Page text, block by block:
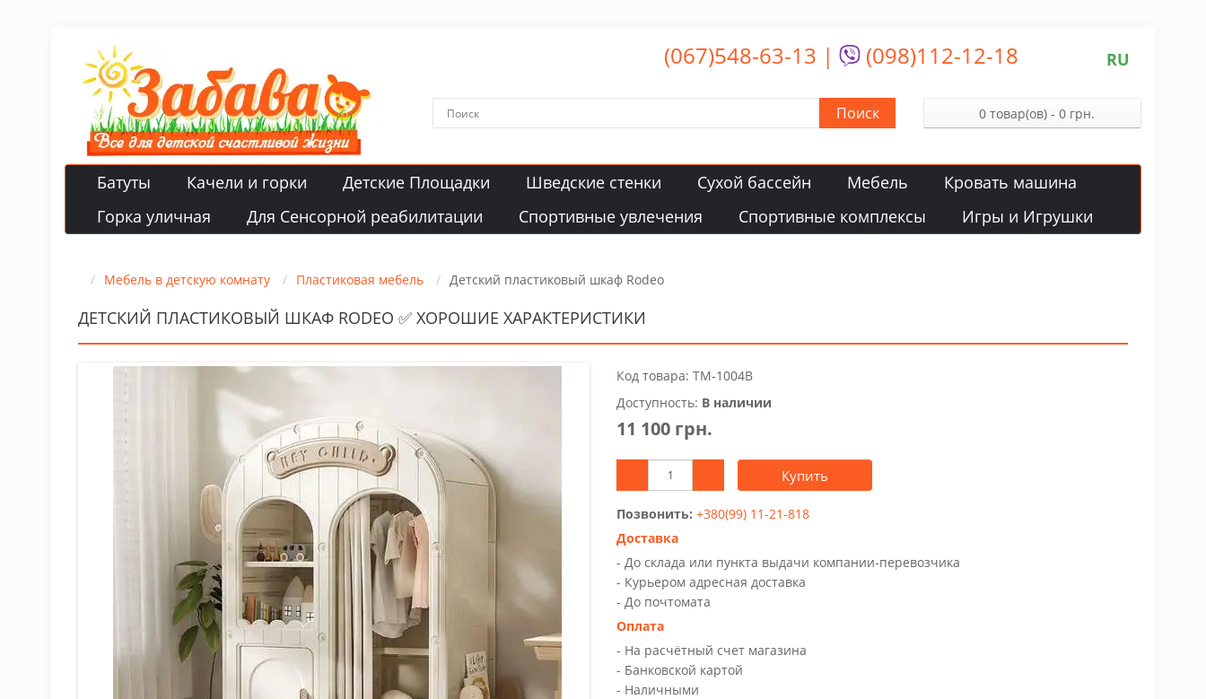
(067)548-63-13 | (098)112-12-18 RU
Поиск 0 товар(ов) - 0 грн.
Батуты Качели и горки Детские Площадки Шведские стенки Сухой бассейн Мебель
Кровать машина
Горка уличная
Для Сенсорной реабилитации Спортивные увлечения Спортивные комплексы Игры и Игрушки
Мебель в детскую комнату Пластиковая мебель Детский пластиковый шкаф Rodeo
ДЕТСКИЙ ПЛАСТИКОВЫЙ ШКАФ RODEO ✅ ХОРОШИЕ ХАРАКТЕРИСТИКИ
Код товара: TM-1004B
Доступность: В наличии
11 100 грн.
Купить
Позвонить: +380(99) 11-21-818
Доставка
- До склада или пункта выдачи компании-перевозчика
- Курьером адресная доставка
- До почтомата
Оплата
- На расчётный счет магазина
- Банковской картой
- Наличными